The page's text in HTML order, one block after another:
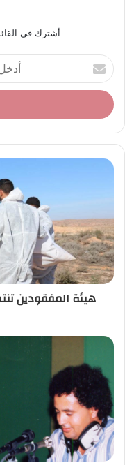
أشترك في
أ
د
خ
ل
ر
د
إ
ل
ك
ت
ر
هيئة المفقودين